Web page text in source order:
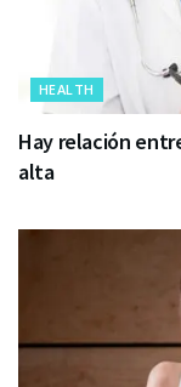
HEALTH
Hay relación
alta